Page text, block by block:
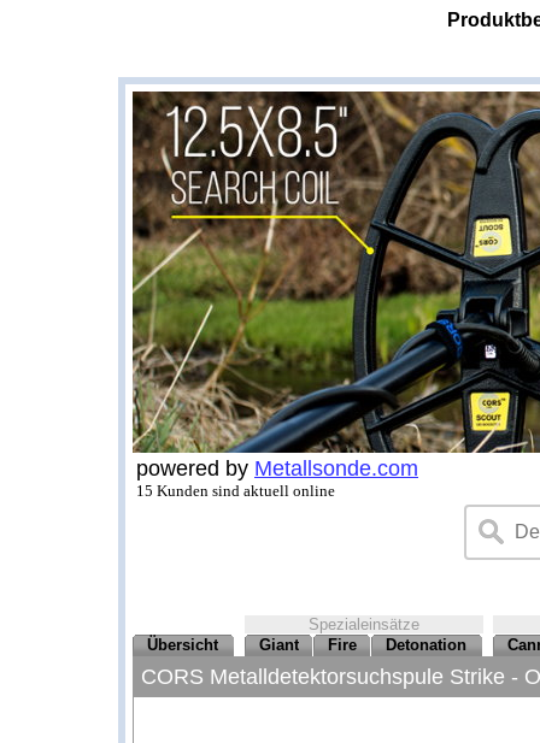
powered by Metallsonde.com
15 Kunden sind aktuell online
Spezialeinsätze
Übersicht
Giant Fire Detonation
CORS Metalldetektorsuchspule Strike -